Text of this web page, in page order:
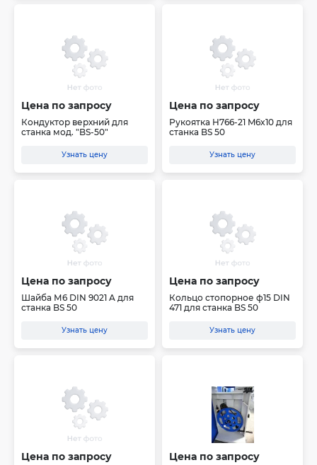
Цена по запросу
Кондуктор верхний для
станка мод. "BS-50"
Узнать цену
Цена по запросу
Рукоятка H766-21 M6x10 для
станка BS 50
Узнать цену
Цена по запросу
Шайба М6 DIN 9021 A для
станка BS 50
Узнать цену
Цена по запросу
Кольцо стопорное ф15 DIN
471 для станка BS 50
Узнать цену
Цена по запросу Цена по запросу